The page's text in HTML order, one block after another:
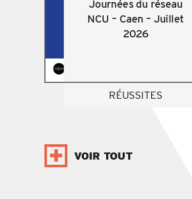
Journées du réseau
NCU – Caen – Juillet
2026
RÉUSSITES
VOIR TOUT